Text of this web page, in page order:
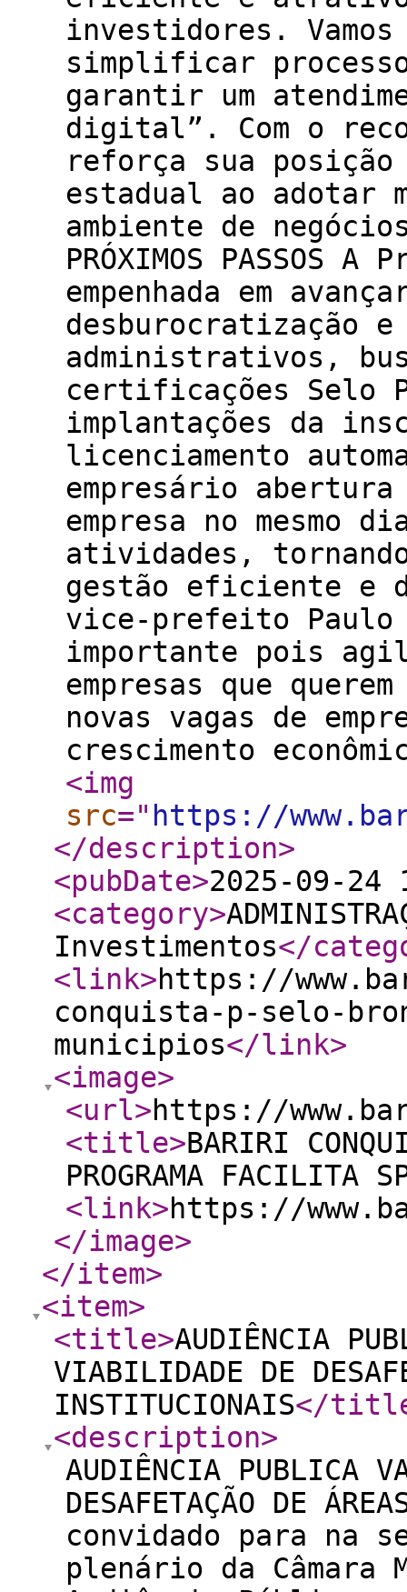
investidores.
simplificar
garantir um
digital”. Com o
reforça sua posição
estadual ao adotar
ambiente de
PRÓXIMOS
empenhada em
desburocratização
administrativos,
certificações Selo
implantações da
licenciamento
empresário
empresa no mesmo
atividades,
gestão eficiente e
vice-prefeito Paulo
importante pois
empresas que
novas vagas de
crescimento
<img
src=" https://
</description>
<pubDate>2025-09-24
<category>
Investimentos</
<link>https://
conquista-p-selo-
municipios</link>
<image>
<url>https://
<title>BARIRI
PROGRAMA FACILITA
<link>https://
</image>
</item>
<item>
<title>AUDIÊNCIA
VIABILIDADE DE
INSTITUCIONAIS</
<description>
AUDIÊNCIA PUBLICA
DESAFETAÇÃO DE
convidado para na
plenário da